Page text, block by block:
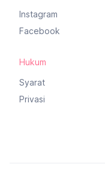
Instagram
Facebook
Hukum
Syarat
Privasi